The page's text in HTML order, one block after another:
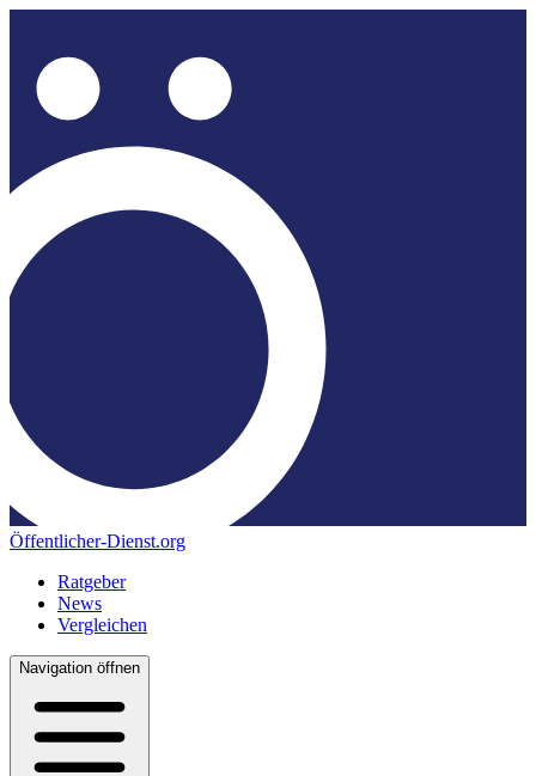
Öffentlicher-Dienst.org
Ratgeber
News
Vergleichen
Navigation öffnen